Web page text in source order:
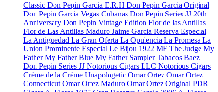
Classic Don Pepin Garcia E.R.H Don Pepin Garcia Original
Don Pepin Garcia Vegas Cubanas Don Pepin Series JJ 20th
Anniversary Don Pepin Vintage Edition Flor de las Antillas
Flor de Las Antillas Maduro Jaime Garcia Reserva Especial
La Antiguedad La Gran Oferta La Opulencia La Promesa La
Union Prominente Especial Le Bijou 1922 MF The Judge My
FatherMy Father Blue My Father SamplerTabacos Baez
Don Pepin Series JJ Notorious Cigars LLC Notorious Cigars
Crème de la Crème Unapologetic Omar Ortez Omar Ortez
Connecticut Omar Ortez Maduro Omar Ortez Original PDR